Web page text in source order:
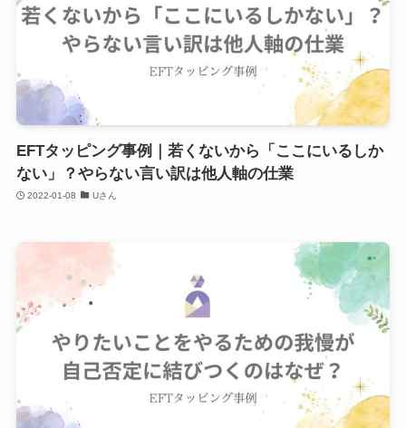
EFTタッピング事例｜若くないから「ここにいるしか
ない」？やらない言い訳は他人軸の仕業
2022-01-08 Uさん